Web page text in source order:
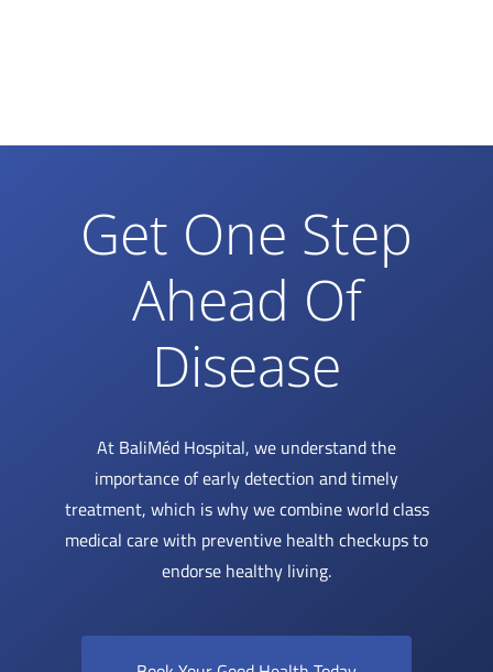
Get One Step
Ahead Of
Disease
At BaliMéd Hospital, we understand the
importance of early detection and timely
treatment, which is why we combine world class
medical care with preventive health checkups to
endorse healthy living.